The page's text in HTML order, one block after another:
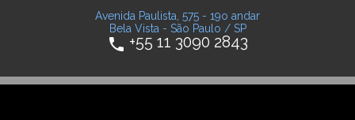
Avenida Paulista, 575 - 19o andar
Bela Vista - São Paulo / SP
phone +55 11 3090 2843